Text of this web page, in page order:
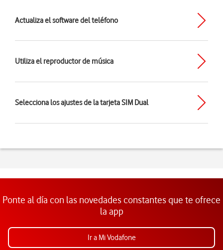
Actualiza el software del teléfono
Utiliza el reproductor de música
Selecciona los ajustes de la tarjeta SIM Dual
Ponte al día con las novedades constantes que te ofrece
la app
Ir a Mi Vodafone